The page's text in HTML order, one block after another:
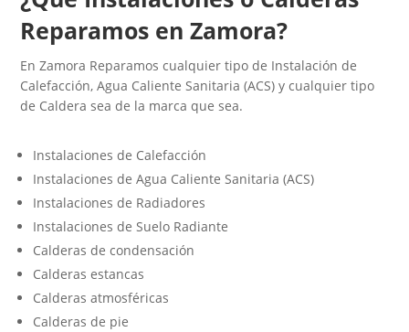
Reparamos en Zamora?
En Zamora Reparamos cualquier tipo de Instalación de
Calefacción, Agua Caliente Sanitaria (ACS) y cualquier tipo
de Caldera sea de la marca que sea.
Instalaciones de Calefacción
Instalaciones de Agua Caliente Sanitaria (ACS)
Instalaciones de Radiadores
Instalaciones de Suelo Radiante
Calderas de condensación
Calderas estancas
Calderas atmosféricas
Calderas de pie